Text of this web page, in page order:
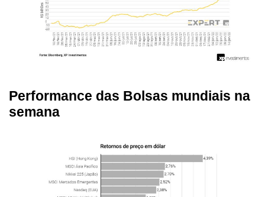
Performance das Bolsas mundiais na
semana